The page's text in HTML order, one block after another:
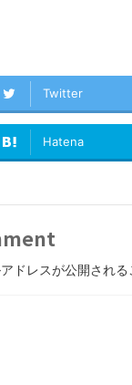
Twitter
Hatena
ドレスが公開される